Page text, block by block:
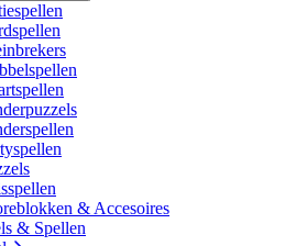
& Accesoires
& Spellen